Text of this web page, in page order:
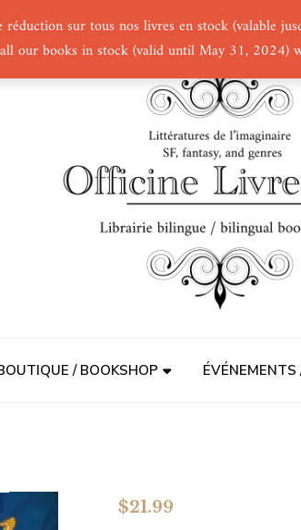
réduction sur tous nos livres en stock (valable
our books in stock (valid until May 31, 2024)
/ BOOKSHOP
$21.99